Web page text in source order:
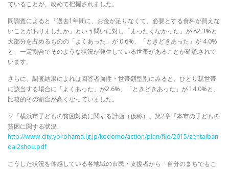
ていることが、改めて把握されました。
同調査によると「過去1年間に、お金が足りなくて、必要とする食料が買えな
いことがありましたか」という問いに対し「まったくなかった」が 82.3%と
大部分を占めるものの「よくあった」が 0.6%、「ときどきあった」が 4.0%
と、一定割合でそのような状況が発生している世帯があることが確認されて
います。
さらに、調査結果によれば回答者属性・世帯類型別にみると、ひとり親世帯
に該当する場合に「よくあった」が2.6%、「ときどきあった」が 14.0%と、
比較的その割合が高くなっていました。
▽「横浜市子どもの貧困対策に関する計画（仮称）」第2章「本市の子どもの
貧困に関する状況」
http://www.city.yokohama.lg.jp/kodomo/action/plan/file/2015/zentaiban-
dai2shou.pdf
こうした状況を体感している各地域の市民・支援者から「自分のまちでもこ